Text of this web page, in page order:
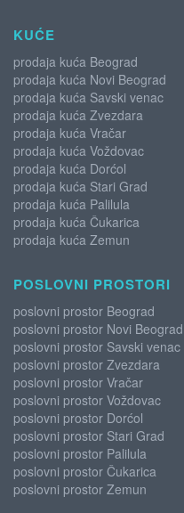
KUĆE
prodaja kuća Beograd
prodaja kuća Novi Beograd
prodaja kuća Savski venac
prodaja kuća Zvezdara
prodaja kuća Vračar
prodaja kuća Voždovac
prodaja kuća Dorćol
prodaja kuća Stari Grad
prodaja kuća Palilula
prodaja kuća Čukarica
prodaja kuća Zemun
POSLOVNI PROSTORI
poslovni prostor Beograd
poslovni prostor Novi Beograd
poslovni prostor Savski venac
poslovni prostor Zvezdara
poslovni prostor Vračar
poslovni prostor Voždovac
poslovni prostor Dorćol
poslovni prostor Stari Grad
poslovni prostor Palilula
poslovni prostor Čukarica
poslovni prostor Zemun